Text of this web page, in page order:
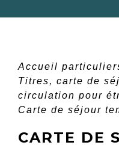
Accueil
Titres, carte de
circulation pour
Carte de séjour
CARTE DE